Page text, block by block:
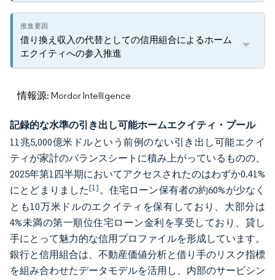
借り換え収入の代替としての信用組合によるホーム
エクイティへの参入推進
情報源: Mordor Intelligence
記録的な水準の引き出し可能ホームエクイティ・プール
11兆5,000億米ドルという前例のない引き出し可能エクイ
ティが家計のバランスシートに積み上がっているものの、
2025年第1四半期においてアクセスされたのはわずか0.41%
にとどまりました[1]。住宅ローン保有者の約60%が少なく
とも10万米ドルのエクイティを保有しており、大部分は
4%未満の第一順位住宅ローン金利を享受しており、貸し
手にとって魅力的な信用プロファイルを形成しています。
銀行と信用組合は、不動産価値分析と借り手のリスク指標
を組み合わせたデータモデルを活用し、内部のサービシン